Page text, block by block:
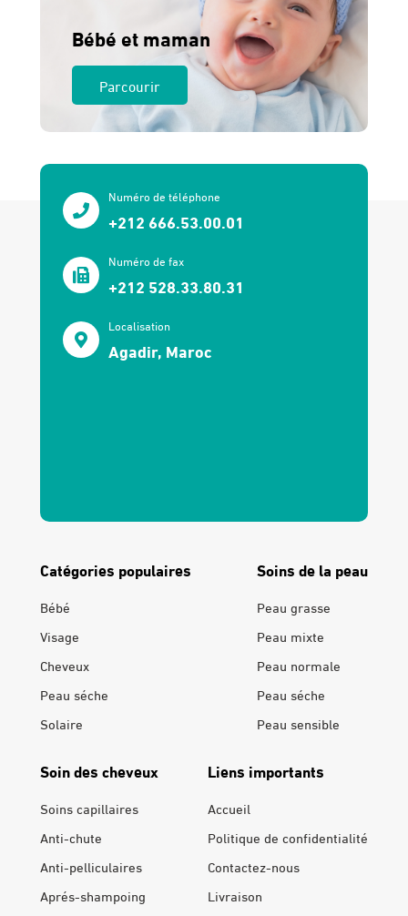
Bébé et maman
Parcourir
Numéro de téléphone
+212 666.53.00.01
Numéro de fax
+212 528.33.80.31
Localisation
Agadir, Maroc
Catégories populaires
Bébé
Visage
Cheveux
Peau séche
Solaire
Soins de la peau
Peau grasse
Peau mixte
Peau normale
Peau séche
Peau sensible
Soin des cheveux
Soins capillaires
Anti-chute
Anti-pelliculaires
Aprés-shampoing
Liens importants
Accueil
Politique de confidentialité
Contactez-nous
Livraison